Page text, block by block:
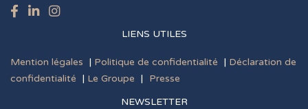
LIENS UTILES
Mention légales | Politique de confidentialité | Déclaration de
confidentialité | Le Groupe |
Presse
NEWSLETTER